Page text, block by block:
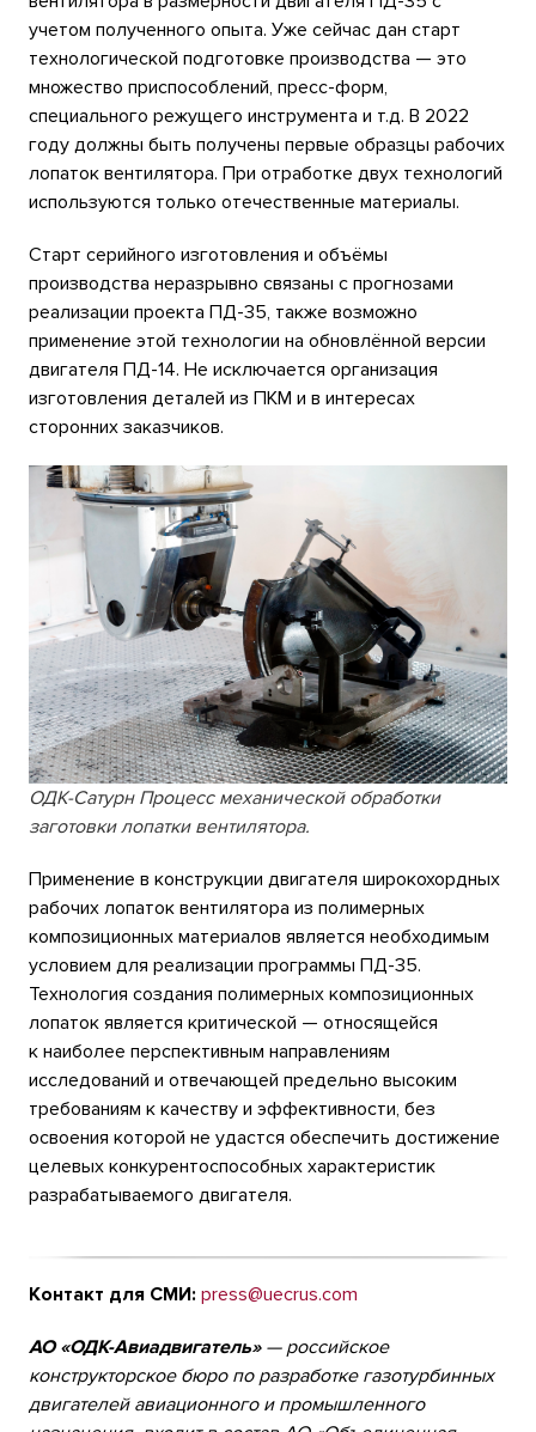
учетом полученного опыта. Уже сейчас дан старт
технологической подготовке производства — это
множество приспособлений, пресс-форм,
специального режущего инструмента и т.д. В 2022
году должны быть получены первые образцы рабочих
лопаток вентилятора. При отработке двух технологий
используются только отечественные материалы.
Старт серийного изготовления и объёмы
производства неразрывно связаны с прогнозами
реализации проекта ПД-35, также возможно
применение этой технологии на обновлённой версии
двигателя ПД-14. Не исключается организация
изготовления деталей из ПКМ и в интересах
сторонних заказчиков.
ОДК-Сатурн Процесс механической обработки
заготовки лопатки вентилятора.
Применение в конструкции двигателя широкохордных
рабочих лопаток вентилятора из полимерных
композиционных материалов является необходимым
условием для реализации программы ПД-35.
Технология создания полимерных композиционных
лопаток является критической — относящейся
к наиболее перспективным направлениям
исследований и отвечающей предельно высоким
требованиям к качеству и эффективности, без
освоения которой не удастся обеспечить достижение
целевых конкурентоспособных характеристик
разрабатываемого двигателя.
Контакт для СМИ: press@uecrus.com
АО «ОДК-Авиадвигатель» — российское
конструкторское бюро по разработке газотурбинных
двигателей авиационного и промышленного